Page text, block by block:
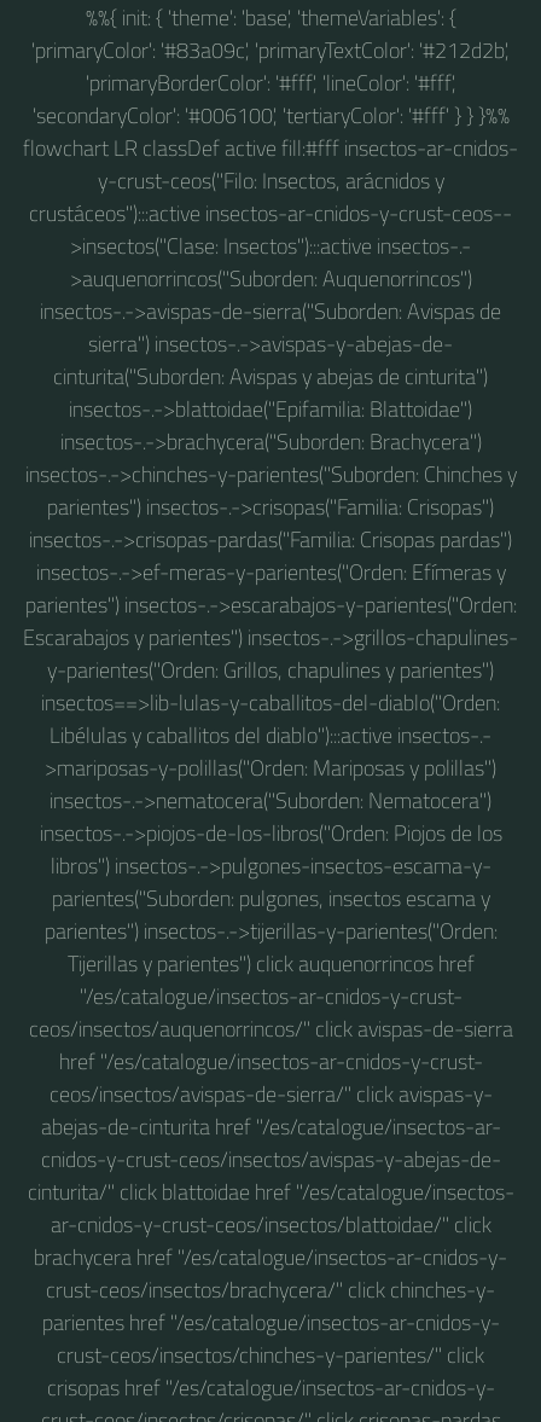
%%{ init: { 'theme': 'base', 'themeVariables': {
'primaryColor': '#83a09c', 'primaryTextColor': '#212d2b',
'primaryBorderColor': '#fff', 'lineColor': '#fff',
'secondaryColor': '#006100', 'tertiaryColor': '#fff' } } }%%
flowchart LR classDef active fill:#fff insectos-ar-cnidos-
y-crust-ceos("Filo: Insectos, arácnidos y
crustáceos"):::active insectos-ar-cnidos-y-crust-ceos--
>insectos("Clase: Insectos"):::active insectos-.-
>auquenorrincos("Suborden: Auquenorrincos")
insectos-.->avispas-de-sierra("Suborden: Avispas de
sierra") insectos-.->avispas-y-abejas-de-
cinturita("Suborden: Avispas y abejas de cinturita")
insectos-.->blattoidae("Epifamilia: Blattoidae")
insectos-.->brachycera("Suborden: Brachycera")
insectos-.->chinches-y-parientes("Suborden: Chinches y
parientes") insectos-.->crisopas("Familia: Crisopas")
insectos-.->crisopas-pardas("Familia: Crisopas pardas")
insectos-.->ef-meras-y-parientes("Orden: Efímeras y
parientes") insectos-.->escarabajos-y-parientes("Orden:
Escarabajos y parientes") insectos-.->grillos-chapulines-
y-parientes("Orden: Grillos, chapulines y parientes")
insectos==>lib-lulas-y-caballitos-del-diablo("Orden:
Libélulas y caballitos del diablo"):::active insectos-.-
>mariposas-y-polillas("Orden: Mariposas y polillas")
insectos-.->nematocera("Suborden: Nematocera")
insectos-.->piojos-de-los-libros("Orden: Piojos de los
libros") insectos-.->pulgones-insectos-escama-y-
parientes("Suborden: pulgones, insectos escama y
parientes") insectos-.->tijerillas-y-parientes("Orden:
Tijerillas y parientes") click auquenorrincos href
"/es/catalogue/insectos-ar-cnidos-y-crust-
ceos/insectos/auquenorrincos/" click avispas-de-sierra
href "/es/catalogue/insectos-ar-cnidos-y-crust-
ceos/insectos/avispas-de-sierra/" click avispas-y-
abejas-de-cinturita href "/es/catalogue/insectos-ar-
cnidos-y-crust-ceos/insectos/avispas-y-abejas-de-
cinturita/" click blattoidae href "/es/catalogue/insectos-
ar-cnidos-y-crust-ceos/insectos/blattoidae/" click
brachycera href "/es/catalogue/insectos-ar-cnidos-y-
crust-ceos/insectos/brachycera/" click chinches-y-
parientes href "/es/catalogue/insectos-ar-cnidos-y-
crust-ceos/insectos/chinches-y-parientes/" click
crisopas href "/es/catalogue/insectos-ar-cnidos-y-